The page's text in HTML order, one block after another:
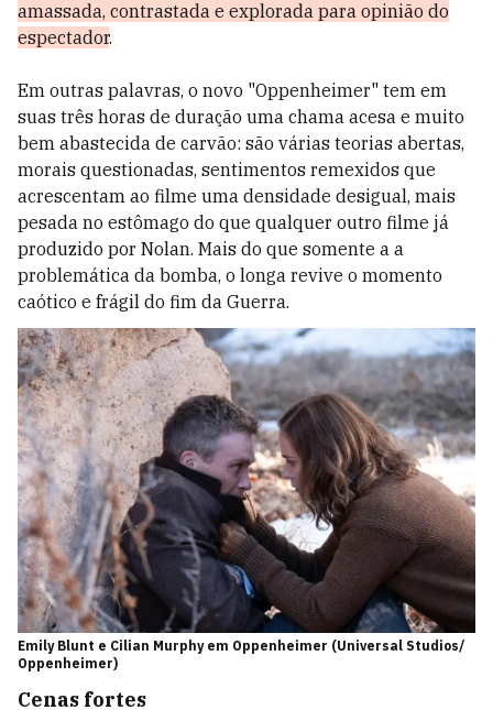
amassada, contrastada e explorada para opinião do
espectador.
Em outras palavras, o novo "Oppenheimer" tem em
suas três horas de duração uma chama acesa e muito
bem abastecida de carvão: são várias teorias abertas,
morais questionadas, sentimentos remexidos que
acrescentam ao filme uma densidade desigual, mais
pesada no estômago do que qualquer outro filme já
produzido por Nolan. Mais do que somente a a
problemática da bomba, o longa revive o momento
caótico e frágil do fim da Guerra.
Emily Blunt e Cilian Murphy em Oppenheimer (Universal Studios/
Oppenheimer)
Cenas fortes